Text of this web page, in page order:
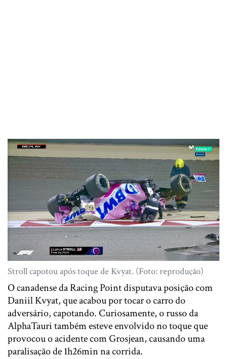
Stroll capotou após toque de Kvyat. (Foto: reprodução)
O canadense da Racing Point disputava posição com
Daniil Kvyat, que acabou por tocar o carro do
adversário, capotando. Curiosamente, o russo da
AlphaTauri também esteve envolvido no toque que
provocou o acidente com Grosjean, causando uma
paralisação de 1h26min na corrida.